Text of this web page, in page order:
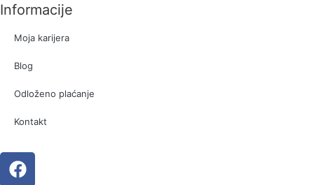
Informacije
Moja karijera
Blog
Odloženo plaćanje
Kontakt